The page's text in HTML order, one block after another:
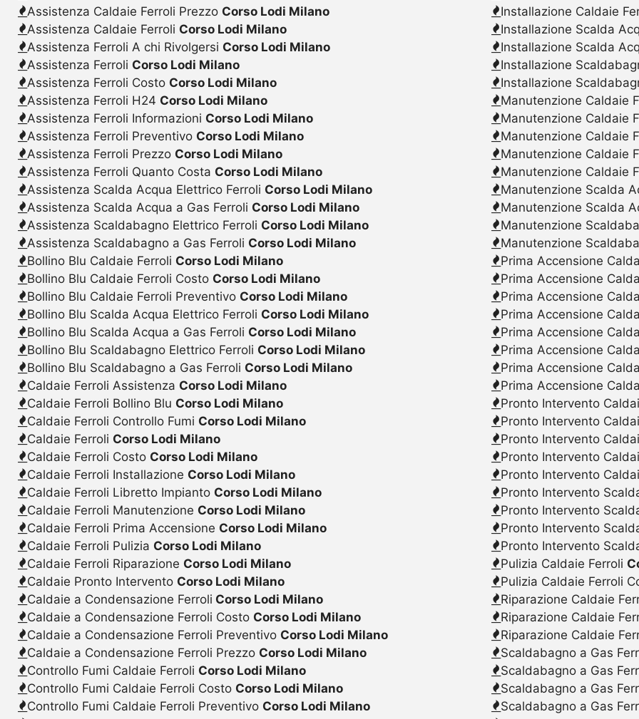
Assistenza Caldaie Ferroli Prezzo Corso Lodi Milano
Assistenza Caldaie Ferroli Corso Lodi Milano
Assistenza Ferroli A chi Rivolgersi Corso Lodi Milano
Assistenza Ferroli Corso Lodi Milano
Assistenza Ferroli Costo Corso Lodi Milano
Assistenza Ferroli H24 Corso Lodi Milano
Assistenza Ferroli Informazioni Corso Lodi Milano
Assistenza Ferroli Preventivo Corso Lodi Milano
Assistenza Ferroli Prezzo Corso Lodi Milano
Assistenza Ferroli Quanto Costa Corso Lodi Milano
Assistenza Scalda Acqua Elettrico Ferroli Corso Lodi Milano
Assistenza Scalda Acqua a Gas Ferroli Corso Lodi Milano
Assistenza Scaldabagno Elettrico Ferroli Corso Lodi Milano
Assistenza Scaldabagno a Gas Ferroli Corso Lodi Milano
Bollino Blu Caldaie Ferroli Corso Lodi Milano
Bollino Blu Caldaie Ferroli Costo Corso Lodi Milano
Bollino Blu Caldaie Ferroli Preventivo Corso Lodi Milano
Bollino Blu Scalda Acqua Elettrico Ferroli Corso Lodi Milano
Bollino Blu Scalda Acqua a Gas Ferroli Corso Lodi Milano
Bollino Blu Scaldabagno Elettrico Ferroli Corso Lodi Milano
Bollino Blu Scaldabagno a Gas Ferroli Corso Lodi Milano
Caldaie Ferroli Assistenza Corso Lodi Milano
Caldaie Ferroli Bollino Blu Corso Lodi Milano
Caldaie Ferroli Controllo Fumi Corso Lodi Milano
Caldaie Ferroli Corso Lodi Milano
Caldaie Ferroli Costo Corso Lodi Milano
Caldaie Ferroli Installazione Corso Lodi Milano
Caldaie Ferroli Libretto Impianto Corso Lodi Milano
Caldaie Ferroli Manutenzione Corso Lodi Milano
Caldaie Ferroli Prima Accensione Corso Lodi Milano
Caldaie Ferroli Pulizia Corso Lodi Milano
Caldaie Ferroli Riparazione Corso Lodi Milano
Caldaie Pronto Intervento Corso Lodi Milano
Caldaie a Condensazione Ferroli Corso Lodi Milano
Caldaie a Condensazione Ferroli Costo Corso Lodi Milano
Caldaie a Condensazione Ferroli Preventivo Corso Lodi Milano
Caldaie a Condensazione Ferroli Prezzo Corso Lodi Milano
Controllo Fumi Caldaie Ferroli Corso Lodi Milano
Controllo Fumi Caldaie Ferroli Costo Corso Lodi Milano
Controllo Fumi Caldaie Ferroli Preventivo Corso Lodi Milano
Installazione Caldaie
Installazione Scalda
Installazione Scalda
Installazione
Installazione
Manutenzione Caldaie
Manutenzione Caldaie
Manutenzione Caldaie
Manutenzione Caldaie
Manutenzione Caldaie
Manutenzione Scalda
Manutenzione Scalda
Manutenzione
Manutenzione
Prima Accensione
Prima Accensione
Prima Accensione
Prima Accensione
Prima Accensione
Prima Accensione
Prima Accensione
Prima Accensione
Pronto Intervento
Pronto Intervento
Pronto Intervento
Pronto Intervento
Pronto Intervento
Pronto Intervento
Pronto Intervento
Pronto Intervento
Pronto Intervento
Pulizia Caldaie Ferroli
Pulizia Caldaie Ferroli
Riparazione Caldaie
Riparazione Caldaie
Riparazione Caldaie
Scaldabagno a Gas
Scaldabagno a Gas
Scaldabagno a Gas
Scaldabagno a Gas